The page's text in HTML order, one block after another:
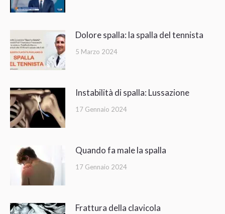
Dolore spalla: la spalla del tennista
5 Marzo 2024
Instabilità di spalla: Lussazione
17 Gennaio 2024
Quando fa male la spalla
17 Gennaio 2024
Frattura della clavicola